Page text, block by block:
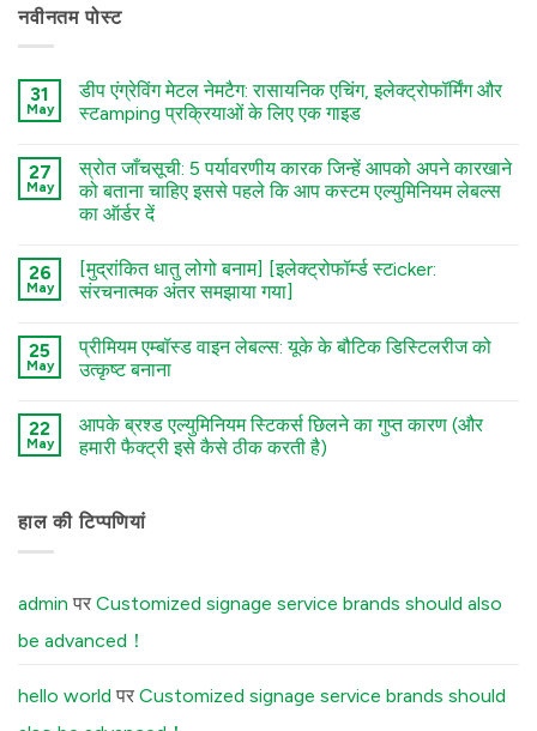
नवीनतम पोस्ट
31
May
डीप एंग्रेविंग मेटल नेमटैग: रासायनिक एचिंग, इलेक्ट्रोफॉर्मिंग और
स्टamping प्रक्रियाओं के लिए एक गाइड
टिप्पणी
नहीं
Deep
Engraving
Metal
Guide
to
Chemical
and
Stamping
Processes
27
May
स्रोत जाँचसूची: 5 पर्यावरणीय कारक जिन्हें आपको अपने कारखाने
को बताना चाहिए इससे पहले कि आप कस्टम एल्युमिनियम लेबल्स
का ऑर्डर दें
नहीं
The
Sourcing
Environmental
Factors
You
Your
Factory
Before
Labels
में
26
May
[मुद्रांकित धातु लोगो बनाम] [इलेक्ट्रोफॉर्म्ड स्टicker:
संरचनात्मक अंतर समझाया गया]
नहीं
Stamped
Metal
Electroformed
Sticker:
Structural
25
May
प्रीमियम एम्बॉस्ड वाइन लेबल्स: यूके के बौटिक डिस्टिलरीज को
उत्कृष्ट बनाना
नहीं
Premium
Embossed
UK
Boutique
22
May
आपके ब्रश्ड एल्युमिनियम स्टिकर्स छिलने का गुप्त कारण (और
हमारी फैक्ट्री इसे कैसे ठीक करती है)
The
Secret
Aluminum
Stickers
Off
Our
Factory
हाल की टिप्पणियां
admin पर Customized signage service brands should also
be advanced！
hello world पर Customized signage service brands should